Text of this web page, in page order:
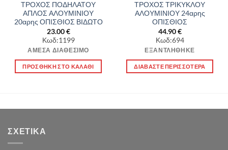
ΤΡΟΧΟΣ ΠΟΔΗΛΑΤΟΥ
ΑΠΛΟΣ ΑΛΟΥΜΙΝΙΟΥ
20αρης ΟΠΙΣΘΙΟΣ ΒΙΔΩΤΟ
23.00€
Κωδ:1199
ΆΜΕΣΑ ΔΙΑΘΈΣΙΜΟ
ΠΡΟΣΘΉΚΗ ΣΤΟ ΚΑΛΆΘΙ
ΤΡΟΧΟΣ ΤΡΙΚΥΚΛΟΥ
ΑΛΟΥΜΙΝΙΟΥ 24αρης
ΟΠΙΣΘΙΟΣ
44.90€
Κωδ:694
ΕΞΑΝΤΛΉΘΗΚΕ
ΔΙΑΒΆΣΤΕ ΠΕΡΙΣΣΌΤΕΡΑ
ΣΧΕΤΙΚΆ